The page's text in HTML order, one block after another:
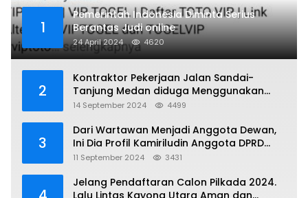
1
Pemerintah Indonesia Diminta Serius
Berantas Judi online
24 April 2024 4620
2
Kontraktor Pekerjaan Jalan Sandai-
Tanjung Medan diduga Menggunakan
Matrial Tanah tak Berizin Resmi
14 September 2024 4499
3
Dari Wartawan Menjadi Anggota Dewan,
Ini Dia Profil Kamiriludin Anggota DPRD
Dapil 1 KKU
11 September 2024 3431
Jelang Pendaftaran Calon Pilkada 2024.